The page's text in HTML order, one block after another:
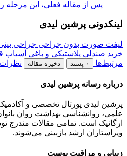
پس از مقاله فعلی، این مرحله را
لینکدونی پرشین لیدی
لیفت صورت بدون جراحی جراحی
خرید صندلی پلاستیکی و باغی آسیاب
مرتبط‌ها
۰ پسند ذخیره مقاله نظرات
درباره رسانه پرشین لیدی
پرشین لیدی پورتال تخصصی و
علمی، روانشناسی بهداشت روان
ارگانیک است. تمامی مقالات
ویراستاران ارشد بازبینی می‌شوند.
زیبایی و مراقبت پوست